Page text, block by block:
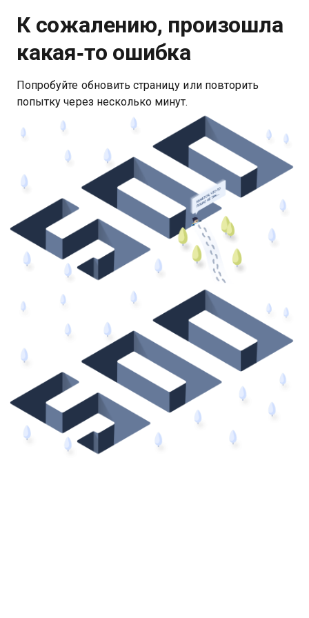
К сожалению, произошла
какая‑то ошибка
Попробуйте обновить страницу или повторить
попытку через несколько минут.